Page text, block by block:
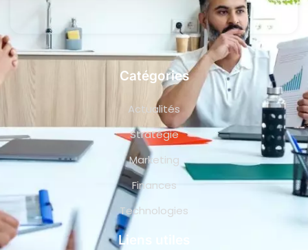
Catégories
Actualités
Stratégie
Marketing
Finances
Technologies
Liens utiles